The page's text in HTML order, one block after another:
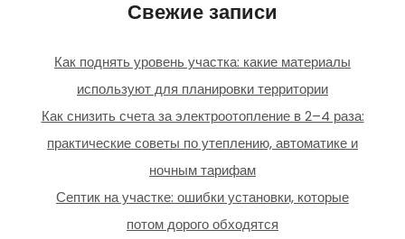
Свежие записи
Как поднять уровень участка: какие материалы
используют для планировки территории
Как снизить счета за электроотопление в 2–4 раза:
практические советы по утеплению, автоматике и
ночным тарифам
Септик на участке: ошибки установки, которые
потом дорого обходятся